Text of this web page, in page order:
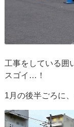
工事をしている囲
スゴイ…！
1月の後半ごろに